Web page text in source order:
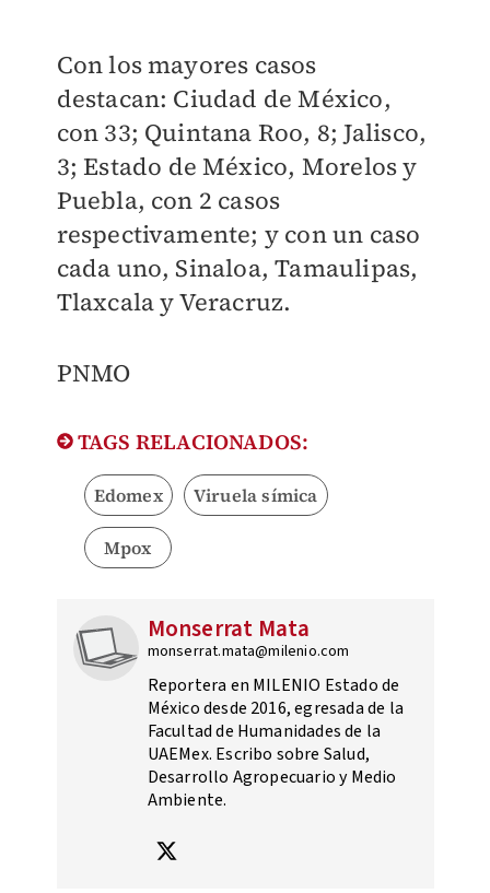
Con los mayores casos
destacan: Ciudad de México,
con 33; Quintana Roo, 8; Jalisco,
3; Estado de México, Morelos y
Puebla, con 2 casos
respectivamente; y con un caso
cada uno, Sinaloa, Tamaulipas,
Tlaxcala y Veracruz.
PNMO
TAGS RELACIONADOS:
Edomex Viruela símica
Mpox
Monserrat Mata
monserrat.mata@milenio.com
Reportera en MILENIO Estado de
México desde 2016, egresada de la
Facultad de Humanidades de la
UAEMex. Escribo sobre Salud,
Desarrollo Agropecuario y Medio
Ambiente.